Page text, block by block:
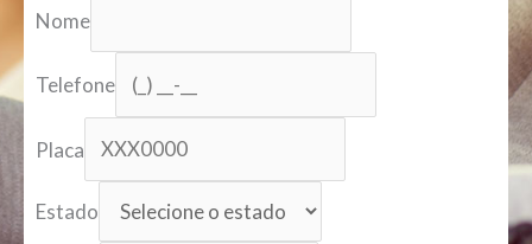
Nome
Telefone
Placa
Estado